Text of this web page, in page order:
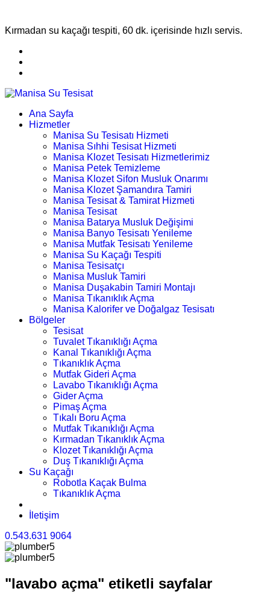
Kırmadan su kaçağı tespiti, 60 dk. içerisinde hızlı servis.
Ana Sayfa
Hizmetler
Manisa Su Tesisatı Hizmeti
Manisa Sıhhi Tesisat Hizmeti
Manisa Klozet Tesisatı Hizmetlerimiz
Manisa Petek Temizleme
Manisa Klozet Sifon Musluk Onarımı
Manisa Klozet Şamandıra Tamiri
Manisa Tesisat & Tamirat Hizmeti
Manisa Tesisat
Manisa Batarya Musluk Değişimi
Manisa Banyo Tesisatı Yenileme
Manisa Mutfak Tesisatı Yenileme
Manisa Su Kaçağı Tespiti
Manisa Tesisatçı
Manisa Musluk Tamiri
Manisa Duşakabin Tamiri Montajı
Manisa Tıkanıklık Açma
Manisa Kalorifer ve Doğalgaz Tesisatı
Bölgeler
Tesisat
Tuvalet Tıkanıklığı Açma
Kanal Tıkanıklığı Açma
Tıkanıklık Açma
Mutfak Gideri Açma
Lavabo Tıkanıklığı Açma
Gider Açma
Pimaş Açma
Tıkalı Boru Açma
Mutfak Tıkanıklığı Açma
Kırmadan Tıkanıklık Açma
Klozet Tıkanıklığı Açma
Duş Tıkanıklığı Açma
Su Kaçağı
Robotla Kaçak Bulma
Tıkanıklık Açma
İletişim
0.543.631 9064
"lavabo açma" etiketli sayfalar